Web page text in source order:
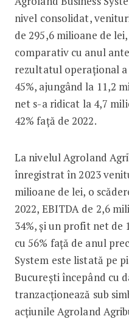
nivel consolidat,
de 295,6 milioane de
comparativ cu anul
rezultatul operațional
45%, ajungând la 11,2
net s-a ridicat la 4,7
42% față de 2022.
La nivelul Agroland
înregistrat în 2023
milioane de lei, o
2022, EBITDA de 2,6
34%, și un profit net de
cu 56% față de anul
System este listată pe
București începând cu
tranzacționează sub
acțiunile Agroland